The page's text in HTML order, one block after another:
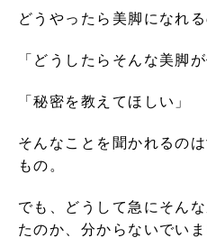
どうやったら美脚になれる
「どうしたらそんな美脚
「秘密を教えてほしい」
そんなことを聞かれるの
もの。
でも、どうして急にそん
たのか、分からないでいま